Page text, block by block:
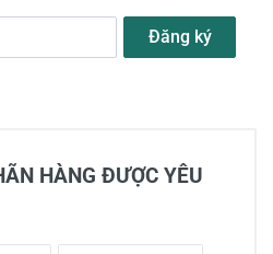
Đăng ký
HÀNG ĐƯỢC YÊU